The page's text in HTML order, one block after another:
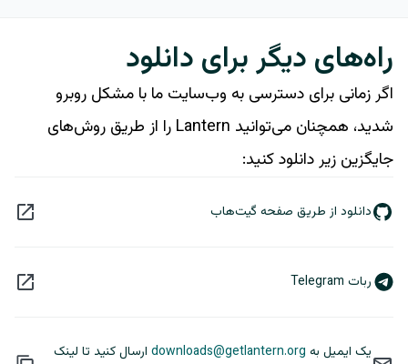
راه‌های دیگر برای دانلود
اگر زمانی برای دسترسی به وب‌سایت ما با مشکل روبرو
شدید، همچنان می‌توانید Lantern را از طریق روش‌های
جایگزین زیر دانلود کنید:
دانلود از طریق صفحه گیت‌هاب
ربات Telegram
یک ایمیل به downloads@getlantern.org ارسال کنید تا لینک